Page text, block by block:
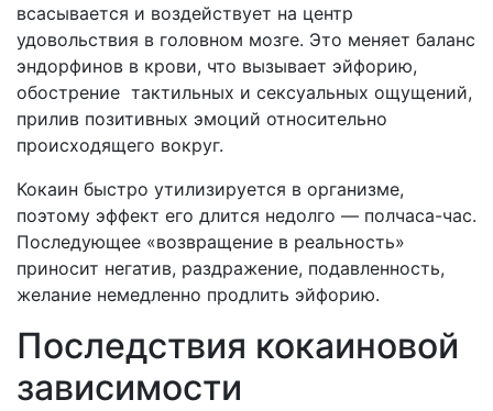
всасывается и воздействует на центр
удовольствия в головном мозге. Это меняет баланс
эндорфинов в крови, что вызывает эйфорию,
обострение тактильных и сексуальных ощущений,
прилив позитивных эмоций относительно
происходящего вокруг.
Кокаин быстро утилизируется в организме,
поэтому эффект его длится недолго — полчаса-час.
Последующее «возвращение в реальность»
приносит негатив, раздражение, подавленность,
желание немедленно продлить эйфорию.
Последствия кокаиновой
зависимости